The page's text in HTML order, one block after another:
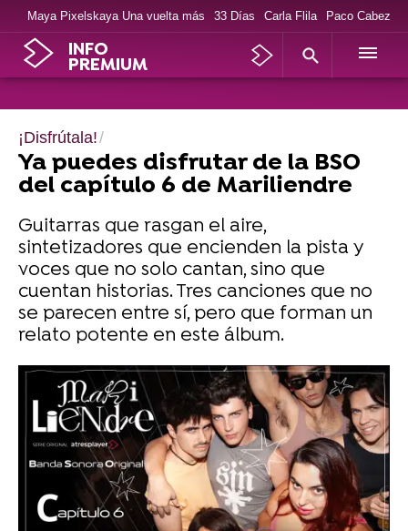
Maya Pixelskaya Una vuelta más 33 Días Carla Flila Paco Cabezas
INFO
PREMIUM
¡Disfrútala!
Ya puedes disfrutar de la BSO
del capítulo 6 de Mariliendre
Guitarras que rasgan el aire,
sintetizadores que encienden la pista y
voces que no solo cantan, sino que
cuentan historias. Tres canciones que no
se parecen entre sí, pero que forman un
relato potente en este álbum.